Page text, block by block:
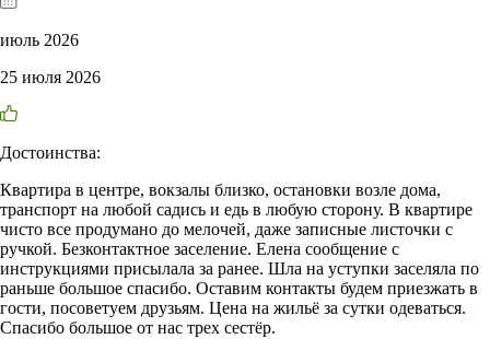
июль 2026
25 июля 2026
Достоинства:
Квартира в центре, вокзалы близко, остановки возле дома,
транспорт на любой садись и едь в любую сторону. В квартире
чисто все продумано до мелочей, даже записные листочки с
ручкой. Безконтактное заселение. Елена сообщение с
инструкциями присылала за ранее. Шла на уступки заселяла по
раньше большое спасибо. Оставим контакты будем приезжать в
гости, посоветуем друзьям. Цена на жильё за сутки одеваться.
Спасибо большое от нас трех сестёр.